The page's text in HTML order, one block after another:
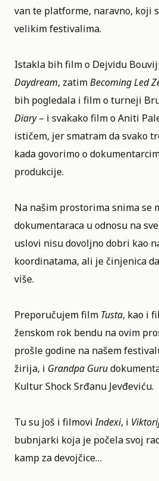
van te platforme, naravno, koji
velikim festivalima.
Istakla bih film o Dejvidu
Daydream, zatimBecoming Led
bih pogledala i film o turneji
Diary– i svakako film o Aniti
ističem, jer smatram da svako
kada govorimo o
produkcije.
Na našim prostorima snima se
dokumentaraca u odnosu na
uslovi nisu dovoljno dobri kao
koordinatama, ali je činjenica
više.
Preporučujem film Tusta, kao i
ženskom rok bendu na ovim
prošle godine na našem
žirija, i Grandpa Guru
Kultur Shock Srđanu Jevđeviću.
Tu su još i filmoviIndexi, i
bubnjarki koja je počela svoj
kamp za devojčice…